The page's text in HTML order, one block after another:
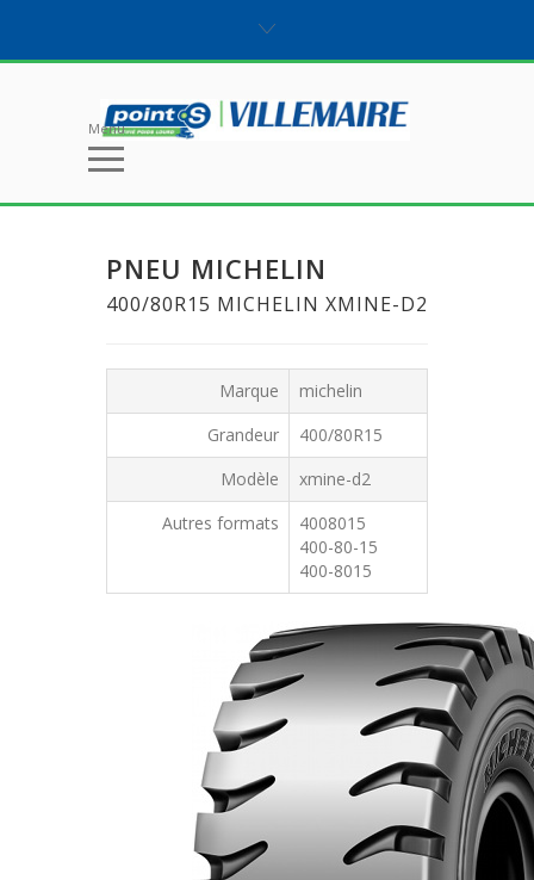
Menu
PNEU MICHELIN
400/80R15 MICHELIN XMINE-D2
Marque
michelin
Grandeur
400/80R15
Modèle
xmine-d2
Autres formats
4008015
400-80-15
400-8015